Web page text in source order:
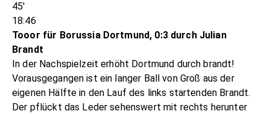
45'
18:46
Tooor für Borussia Dortmund, 0:3 durch Julian
Brandt
In der Nachspielzeit erhöht Dortmund durch brandt!
Vorausgegangen ist ein langer Ball von Groß aus der
eigenen Hälfte in den Lauf des links startenden Brandt.
Der pflückt das Leder sehenswert mit rechts herunter